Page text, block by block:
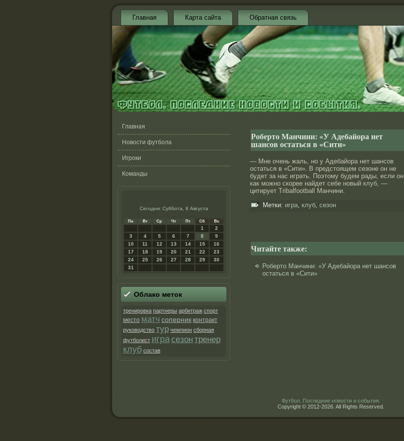
Главная Карта сайта Обратная связь
Главная
Новости футбола
Игроки
Команды
Сегодня: Суббота, 8 Августа
Пн Вт Ср Чт Пт Сб Вс
1
2
3
4 5 6 7 8
9
10
11 12 13 14 15
16
17
18 19 20 21 22
23
24
25 26 27 28 29
30
31
Облако метοк
тренировка партнеры арбитраж спорт
место матч соперник контракт
руководство тур чемпион сборная
футболист играсезон тренер
клуб состав
Роберто Манчини: «У Адебайора нет
шансов остаться в «Сити»
— Мне очень жаль, но у Адебайора нет шансов
остаться в «Сити». В предстоящем сезоне он не
будет за нас играть. Поэтому будем рады, если он
как можно скорее найдет себе новый клуб, —
цитирует Tribalfootball Манчини.
Метки: игра, клуб, сезон
Читайте также:
Роберто Манчини: «У Адебайора нет шансов
остаться в «Сити»
Футбол. Последние новости и события.
Copyright © 2012-2026. All Rights Reserved.